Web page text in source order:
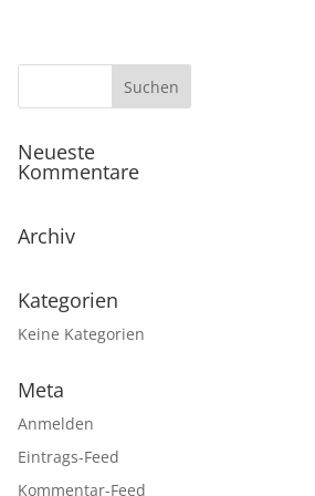
Neueste
Kommentare
Archiv
Kategorien
Keine Kategorien
Meta
Anmelden
Eintrags-Feed
Kommentar-Feed